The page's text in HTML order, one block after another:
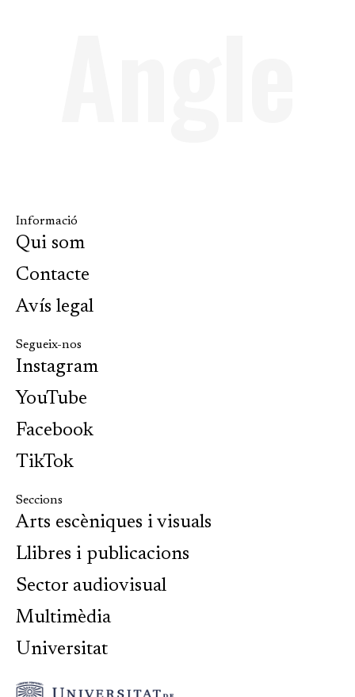
Informació
Qui som
Contacte
Avís legal
Segueix-nos
Instagram
YouTube
Facebook
TikTok
Seccions
Arts escèniques i visuals
Llibres i publicacions
Sector audiovisual
Multimèdia
Universitat